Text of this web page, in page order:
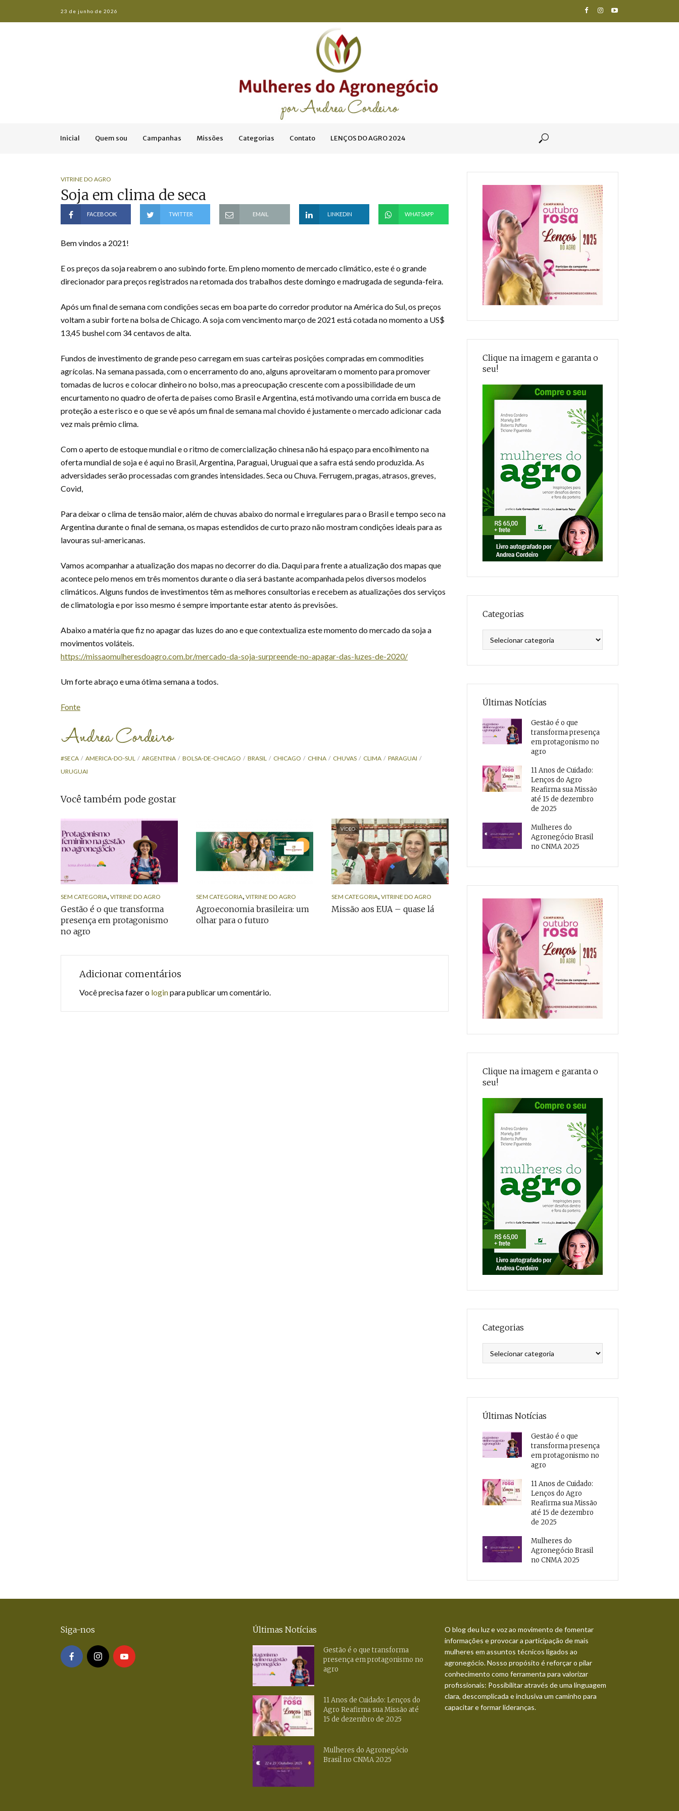
23 de junho de 2026
Inicial Quem sou Campanhas Missões Categorias Contato LENÇOS DO AGRO 2024
VITRINE DO AGRO
Soja em clima de seca
FACEBOOK TWITTER EMAIL LINKEDIN WHATSAPP
Bem vindos a 2021!
E os preços da soja reabrem o ano subindo forte. Em pleno momento de mercado climático, este é o grande
direcionador para preços registrados na retomada dos trabalhos deste domingo e madrugada de segunda-feira.
Após um final de semana com condições secas em boa parte do corredor produtor na América do Sul, os preços
voltam a subir forte na bolsa de Chicago. A soja com vencimento março de 2021 está cotada no momento a US$
13,45 bushel com 34 centavos de alta.
Fundos de investimento de grande peso carregam em suas carteiras posições compradas em commodities
agrícolas. Na semana passada, com o encerramento do ano, alguns aproveitaram o momento para promover
tomadas de lucros e colocar dinheiro no bolso, mas a preocupação crescente com a possibilidade de um
encurtamento no quadro de oferta de países como Brasil e Argentina, está motivando uma corrida em busca de
proteção a este risco e o que se vê após um final de semana mal chovido é justamente o mercado adicionar cada
vez mais prêmio clima.
Com o aperto de estoque mundial e o ritmo de comercialização chinesa não há espaço para encolhimento na
oferta mundial de soja e é aqui no Brasil, Argentina, Paraguai, Uruguai que a safra está sendo produzida. As
adversidades serão processadas com grandes intensidades. Seca ou Chuva. Ferrugem, pragas, atrasos, greves,
Covid,
Para deixar o clima de tensão maior, além de chuvas abaixo do normal e irregulares para o Brasil e tempo seco na
Argentina durante o final de semana, os mapas estendidos de curto prazo não mostram condições ideais para as
lavouras sul-americanas.
Vamos acompanhar a atualização dos mapas no decorrer do dia. Daqui para frente a atualização dos mapas que
acontece pelo menos em três momentos durante o dia será bastante acompanhada pelos diversos modelos
climáticos. Alguns fundos de investimentos têm as melhores consultorias e recebem as atualizações dos serviços
de climatologia e por isso mesmo é sempre importante estar atento ás previsões.
Abaixo a matéria que fiz no apagar das luzes do ano e que contextualiza este momento do mercado da soja a
movimentos voláteis.
https://missaomulheresdoagro.com.br/mercado-da-soja-surpreende-no-apagar-das-luzes-de-2020/
Um forte abraço e uma ótima semana a todos.
Fonte
#SECA AMERICA-DO-SUL ARGENTINA BOLSA-DE-CHICAGO BRASIL CHICAGO CHINA CHUVAS CLIMA
PARAGUAI
URUGUAI
Você também pode gostar
SEM CATEGORIA, VITRINE DO AGRO
Gestão é o que transforma
presença em protagonismo
no agro
SEM CATEGORIA, VITRINE DO AGRO
Agroeconomia brasileira: um
olhar para o futuro
VÍDEO
SEM CATEGORIA, VITRINE DO AGRO
Missão aos EUA – quase lá
Adicionar comentários
Você precisa fazer o loginpara publicar um comentário.
Clique na imagem e garanta o
seu!
Categorias
Últimas Notícias
Gestão é o que
transforma presença
em protagonismo no
agro
11 Anos de Cuidado:
Lenços do Agro
Reafirma sua Missão
até 15 de dezembro
de 2025
Mulheres do
Agronegócio Brasil
no CNMA 2025
Clique na imagem e garanta o
seu!
Categorias
Últimas Notícias
Gestão é o que
transforma presença
em protagonismo no
agro
11 Anos de Cuidado:
Lenços do Agro
Reafirma sua Missão
até 15 de dezembro
de 2025
Mulheres do
Agronegócio Brasil
no CNMA 2025
Siga-nos Últimas Notícias
Gestão é o que transforma
presença em protagonismo no
agro
11 Anos de Cuidado: Lenços do
Agro Reafirma sua Missão até
15 de dezembro de 2025
Mulheres do Agronegócio
Brasil no CNMA 2025
O blog deu luz e voz ao movimento de fomentar
informações e provocar a participação de mais
mulheres em assuntos técnicos ligados ao
agronegócio. Nosso propósito é reforçar o pilar
conhecimento como ferramenta para valorizar
profissionais: Possibilitar através de uma linguagem
clara, descomplicada e inclusiva um caminho para
capacitar e formar lideranças.